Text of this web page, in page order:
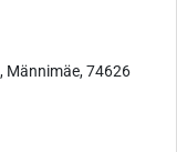
Männimäe, 74626